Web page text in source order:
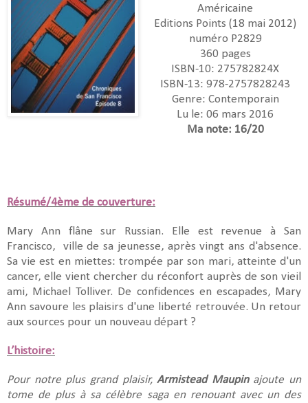
Américaine
Editions Points (18 mai 2012)
numéro P2829
360 pages
ISBN-10: 275782824X
ISBN-13:978-2757828243
Genre: Contemporain
Lu le: 06 mars 2016
Ma note: 16/20
Résumé/4ème de couverture:
Mary Ann flâne sur Russian. Elle est revenue à San
Francisco, ville de sa jeunesse, après vingt ans d'absence.
Sa vie est en miettes: trompée par son mari, atteinte d'un
cancer, elle vient chercher du réconfort auprès de son vieil
ami, Michael Tolliver. De confidences en escapades, Mary
Ann savoure les plaisirs d'une liberté retrouvée. Un retour
aux sources pour un nouveau départ ?
L’histoire:
Pour notre plus grand plaisir,Armistead Maupinajoute un
tome de plus à sa célèbre saga en renouant avec un des